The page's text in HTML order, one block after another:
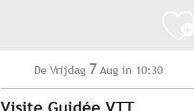
De Vrijdag 7 Aug in 10:30